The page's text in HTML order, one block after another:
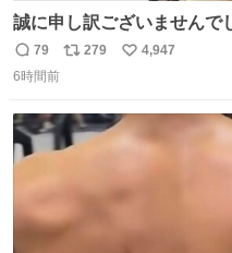
誠に申し訳ございませんで
返
信
79
リ
ト
数
279
い
数
4,947
6時間前